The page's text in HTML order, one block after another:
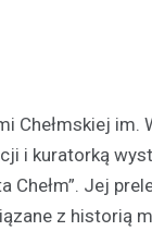
Chełmskiej im.
i kuratorką
Chełm”. Jej
z historią
Kronika policyjna
Mężczyzna
wobec 15-
internetu